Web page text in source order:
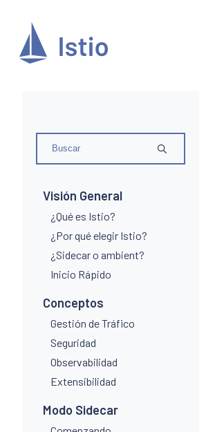
Visión General
¿Qué es Istio?
¿Por qué elegir Istio?
¿Sidecar o ambient?
Inicio Rápido
Conceptos
Gestión de Tráfico
Seguridad
Observabilidad
Extensibilidad
Modo Sidecar